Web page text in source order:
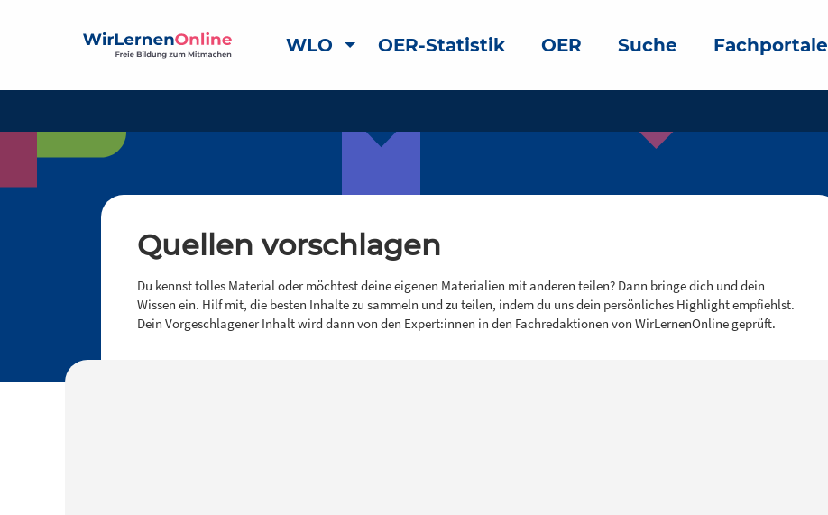
WLO OER-Statistik OER Suche Fachportale
Quellen vorschlagen
Du kennst tolles Material oder möchtest deine eigenen Materialien mit anderen teilen? Dann bringe dich und dein
Wissen ein. Hilf mit, die besten Inhalte zu sammeln und zu teilen, indem du uns dein persönliches Highlight empfiehlst.
Dein Vorgeschlagener Inhalt wird dann von den Expert:innen in den Fachredaktionen von WirLernenOnline geprüft.